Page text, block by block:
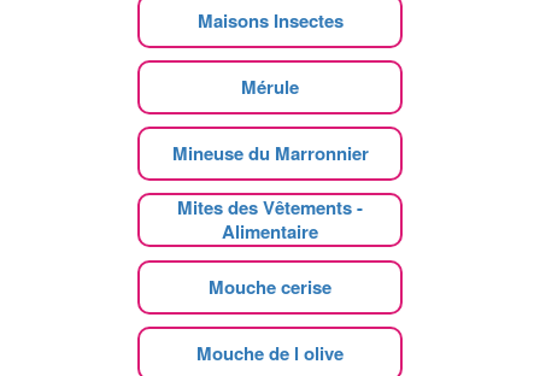
Maisons Insectes
Mérule
Mineuse du Marronnier
Mites des Vêtements -
Alimentaire
Mouche cerise
Mouche de l olive